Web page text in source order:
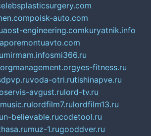
poisk-auto.com
ost-engineering.comkuryatnik.info
poremontuavto.com
mirmam.infosmi366.ru
orgmanagement.orgyes-fitness.ru
voda-otri.rutishinapve.ru
avgust.rulord-tv.ru
lordfilm7.rulordfilm13.ru
un-believable.rucodetool.ru
muz-1.rugooddver.ru